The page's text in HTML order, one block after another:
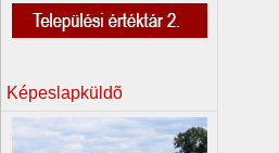
Képeslapküldõ